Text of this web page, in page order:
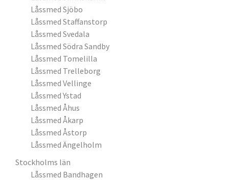
Låssmed Sjöbo
Låssmed Staffanstorp
Låssmed Svedala
Låssmed Södra Sandby
Låssmed Tomelilla
Låssmed Trelleborg
Låssmed Vellinge
Låssmed Ystad
Låssmed Åhus
Låssmed Åkarp
Låssmed Åstorp
Låssmed Ängelholm
Stockholms län
Låssmed Bandhagen